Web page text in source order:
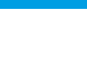
Meld je aan voor